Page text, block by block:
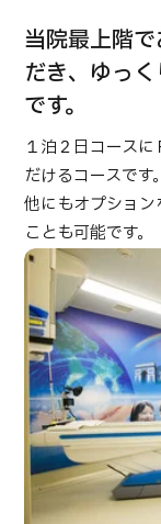
TOP
JMHCについて
外国人受療者様へ
日本の医療について
受診の流れ
医療プログラム検
部位・疾病で探す
検査・術式・
治療方法で探す
美容医療を探す
当院最上階
だき、ゆっ
です。
１泊２日コース
だけるコースです。
他にもオプショ
ことも可能です。